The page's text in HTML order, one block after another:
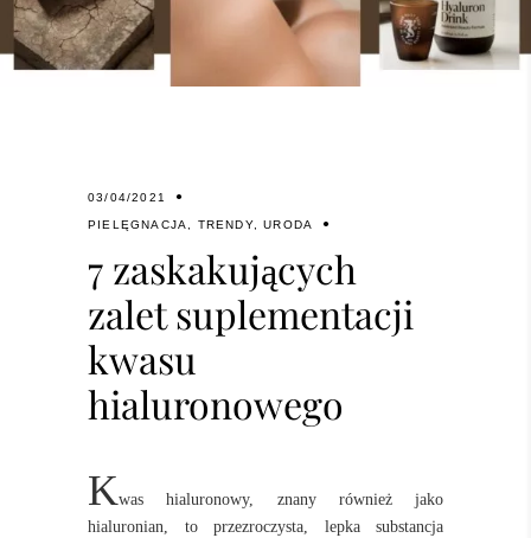
03/04/2021
PIELĘGNACJA, TRENDY,URODA
7 zaskakujących
zalet suplementacji
kwasu
hialuronowego
Kwas hialuronowy, znany również jako
hialuronian, to przezroczysta, lepka substancja